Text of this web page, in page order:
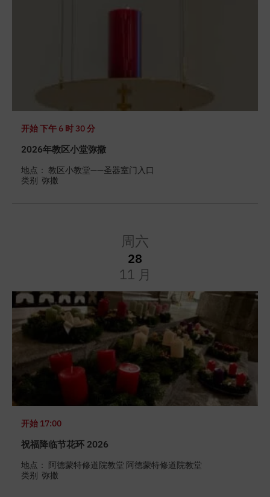
开始下午 6 时 30 分
2026年教区小堂弥撒
地点： 教区小教堂——圣器室门入口
类别 弥撒
周六
28
11 月
开始 17:00
祝福降临节花环 2026
地点： 阿德蒙特修道院教堂 阿德蒙特修道院教堂
类别 弥撒